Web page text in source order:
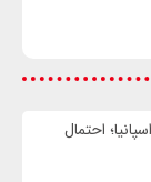
احتمال